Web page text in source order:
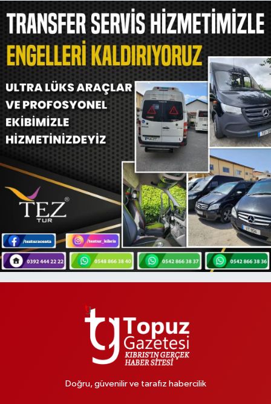
Doğru, güvenilir ve tarafız habercilik